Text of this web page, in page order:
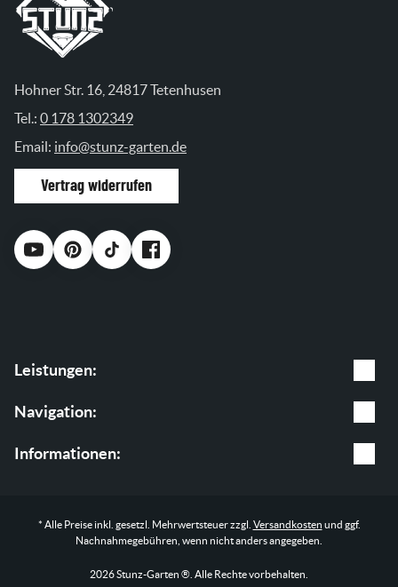
Hohner Str. 16, 24817 Tetenhusen
Tel.: 0 178 1302349
Email: info@stunz-garten.de
Vertrag widerrufen
Leistungen:
Gartenpflege
Baumpflege
Navigation:
Leistungen
Informationen:
Impressum
Datenschutz
* Alle Preise inkl. gesetzl. Mehrwertsteuer zzgl. Versandkosten und ggf.
Nachnahmegebühren, wenn nicht anders angegeben.
2026 Stunz-Garten ®. Alle Rechte vorbehalten.